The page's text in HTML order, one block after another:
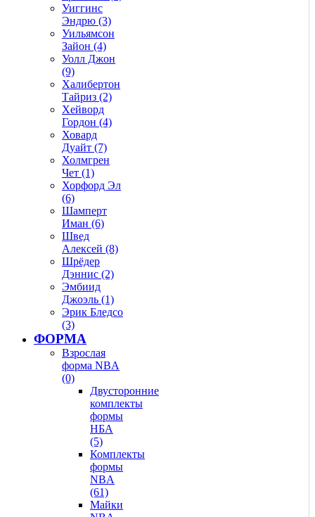
Уиггинс
Эндрю (3)
Уильямсон
Зайон (4)
Уолл Джон
(9)
Халибертон
Тайриз (2)
Хейворд
Гордон (4)
Ховард
Дуайт (7)
Холмгрен
Чет (1)
Хорфорд Эл
(6)
Шамперт
Иман (6)
Швед
Алексей (8)
Шрёдер
Дэннис (2)
Эмбиид
Джоэль (1)
Эрик Бледсо
(3)
ФОРМА
Взрослая
форма NBA
(0)
Двусторонние
комплекты
формы
НБА
(5)
Комплекты
формы
NBA
(61)
Майки